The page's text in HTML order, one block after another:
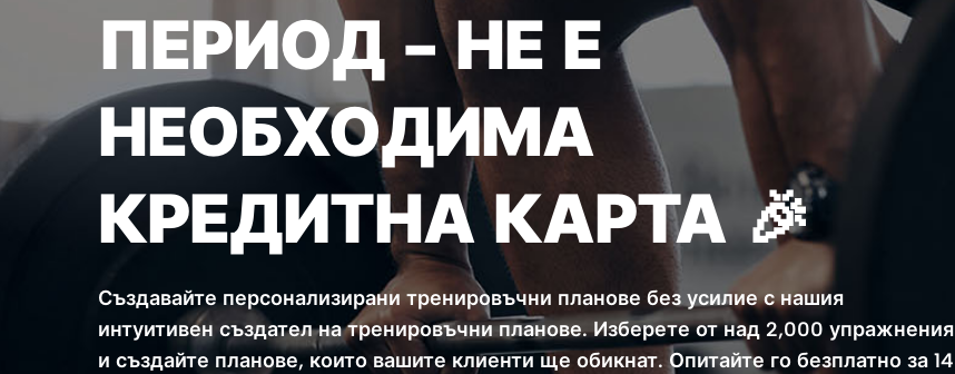
ПЕРИОД - НЕ Е
НЕОБХОДИМА
КРЕДИТНА КАРТА 🎉
Създавайте персонализирани тренировъчни планове без усилие с нашия
интуитивен създател на тренировъчни планове. Изберете от над 2,000 упражнения
и създайте планове, които вашите клиенти ще обикнат. Опитайте го безплатно за 14